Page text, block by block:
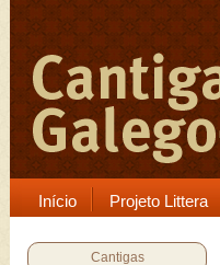
Início Projeto Littera
Cantigas